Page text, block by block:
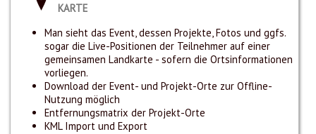
KARTE
Man sieht das Event, dessen Projekte, Fotos und ggfs.
sogar die Live-Positionen der Teilnehmer auf einer
gemeinsamen Landkarte - sofern die Ortsinformationen
vorliegen.
Download der Event- und Projekt-Orte zur Offline-
Nutzung möglich
Entfernungsmatrix der Projekt-Orte
KML Import und Export